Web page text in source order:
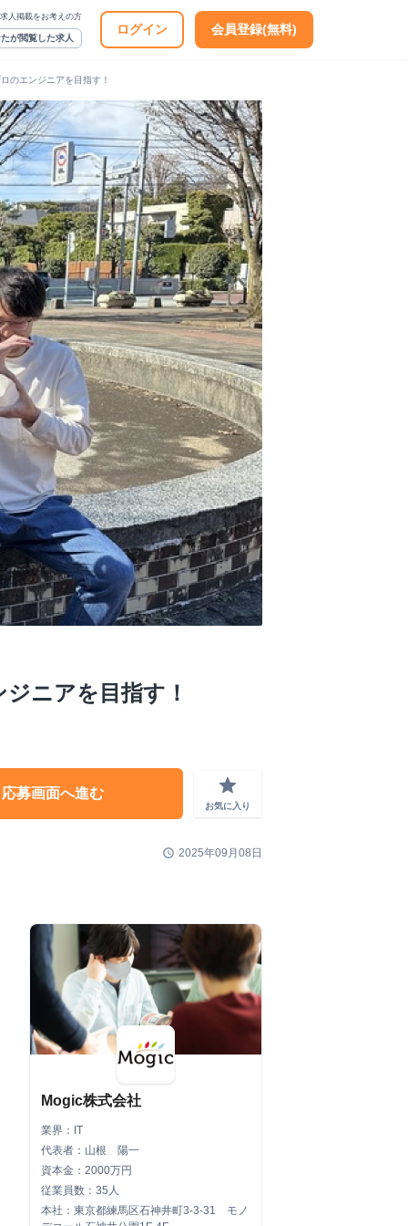
求人掲載をお考えの方
が閲覧した求人
ログイン 会員登録(無料)
のエンジニアを目指す！
ニアを目指す！
応募画面へ進む grade
お気に入り
schedule 2025年09月08日
Mogic株式会社
業界：IT
代表者：山根 陽一
資本金：2000万円
従業員数：35人
本社：東京都練馬区石神井町3-3-31 モノ